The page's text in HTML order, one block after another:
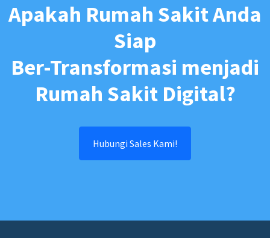
Apakah Rumah Sakit Anda
Siap
Ber-Transformasi menjadi
Rumah Sakit Digital?
Hubungi Sales Kami!